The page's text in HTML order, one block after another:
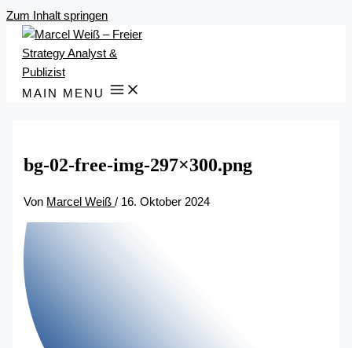
Zum Inhalt springen
MAIN MENU
bg-02-free-img-297×300.png
Von Marcel Weiß/ 16. Oktober 2024